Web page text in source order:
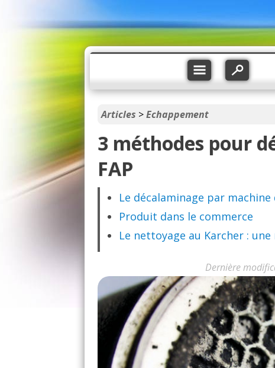
Articles >Echappement
3 méthodes pour
FAP
Le décalaminage par machine
Produit dans le commerce
Le nettoyage au Karcher :
Dernière